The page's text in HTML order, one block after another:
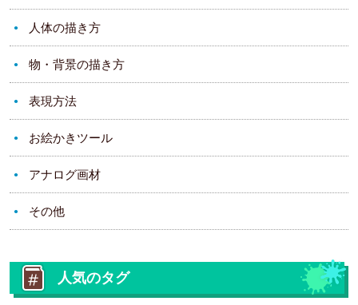
人体の描き方
物・背景の描き方
表現方法
お絵かきツール
アナログ画材
その他
人気のタグ